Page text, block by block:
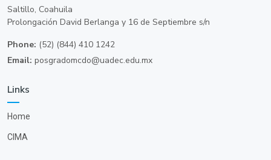
Saltillo, Coahuila
Prolongación David Berlanga y 16 de Septiembre s/n
Phone: (52) (844) 410 1242
Email: posgradomcdo@uadec.edu.mx
Links
Home
CIMA